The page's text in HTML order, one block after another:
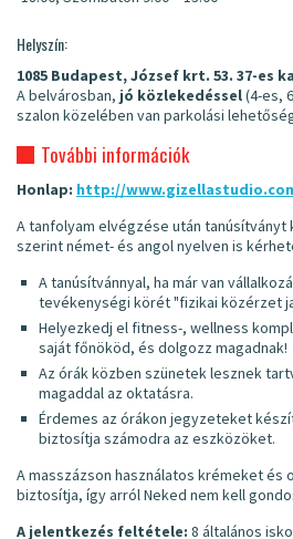
Helyszín:
1085 Budapest, József krt. 53. 37-es
A belvárosban, jó közlekedéssel(4-es,
szalon közelében van parkolási
További információk
Honlap: http://
A tanfolyam elvégzése után tanúsítványt
szerint német- és angol nyelven is
A tanúsítvánnyal, ha már van
tevékenységi körét "fizikai közérzet
Helyezkedj el fitness-, wellness
saját főnököd, és dolgozz magadnak!
Az órák közben szünetek lesznek
magaddal az oktatásra.
Érdemes az órákon jegyzeteket
biztosítja számodra az eszközöket.
A masszázson használatos krémeket és
biztosítja, így arról Neked nem kell
A jelentkezés feltétele: 8 általános